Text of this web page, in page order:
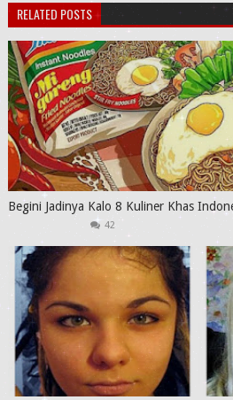
RELATED POSTS
Begini Jadinya Kalo 8 Kuliner Khas
42